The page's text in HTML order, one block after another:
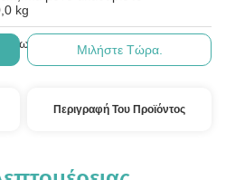
kg
Ένωση, moneygramΜιλήστε Τώρα.
Περιγραφή Του Προϊόντος